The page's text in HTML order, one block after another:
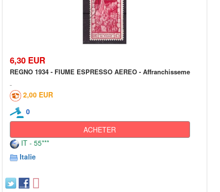
6,30 EUR
REGNO 1934 - FIUME ESPRESSO AEREO - Affranchisseme
2,00 EUR
0
ACHETER
IT - 55***
Italie